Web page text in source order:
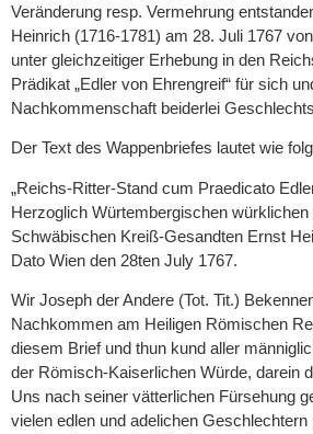
Veränderung resp. Vermehrung
Heinrich (1716-1781) am 28. Juli 1767
unter gleichzeitiger Erhebung in den
Prädikat „Edler von Ehrengreif“ für sich
Nachkommenschaft beiderlei
Der Text des Wappenbriefes lautet wie
„Reichs-Ritter-Stand cum Praedicato
Herzoglich Würtembergischen
Schwäbischen Kreiß-Gesandten Ernst
Dato Wien den 28ten July 1767.
Wir Joseph der Andere (Tot. Tit.)
Nachkommen am Heiligen Römischen
diesem Brief und thun kund aller
der Römisch-Kaiserlichen Würde, darein
Uns nach seiner vätterlichen Fürsehung
vielen edlen und adelichen Geschlechtern